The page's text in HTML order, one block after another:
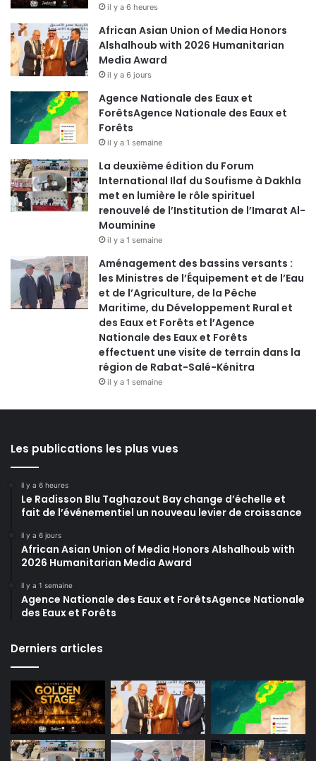
il y a 6 heures
African Asian Union of Media Honors
Alshalhoub with 2026 Humanitarian
Media Award
il y a 6 jours
Agence Nationale des Eaux et
ForêtsAgence Nationale des Eaux et
Forêts
il y a 1 semaine
La deuxième édition du Forum
International Ilaf du Soufisme à Dakhla
met en lumière le rôle spirituel
renouvelé de l’Institution de l’Imarat Al-
Mouminine
il y a 1 semaine
Aménagement des bassins versants :
les Ministres de l’Équipement et de l’Eau
et de l’Agriculture, de la Pêche
Maritime, du Développement Rural et
des Eaux et Forêts et l’Agence
Nationale des Eaux et Forêts
effectuent une visite de terrain dans la
région de Rabat-Salé-Kénitra
il y a 1 semaine
Les publications les plus vues
il y a 6 heures
Le Radisson Blu Taghazout Bay change d’échelle et
fait de l’événementiel un nouveau levier de croissance
il y a 6 jours
African Asian Union of Media Honors Alshalhoub with
2026 Humanitarian Media Award
il y a 1 semaine
Agence Nationale des Eaux et ForêtsAgence Nationale
des Eaux et Forêts
Derniers articles